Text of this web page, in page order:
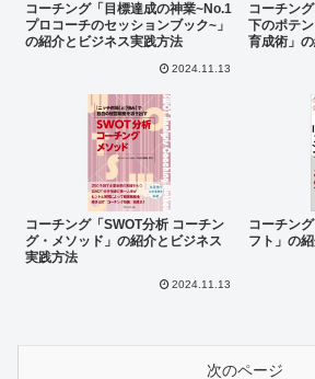
コーチング「目標達成の神業~No.1
プロコーチのセッションブック~」
の紹介とビジネス実践方法
2024.11.13
コーチン
下のポテ
育成術」
コーチング「SWOT分析 コーチン
グ・メソッド」の紹介とビジネス
実践方法
2024.11.13
コーチン
フト」の
次のページ